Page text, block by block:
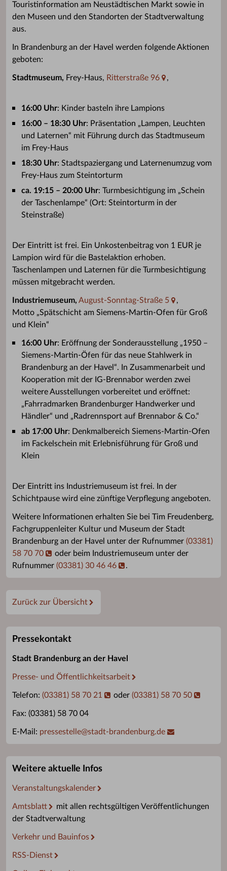
Touristinformation am Neustädtischen Markt sowie in
den Museen und den Standorten der Stadtverwaltung
aus.
In Brandenburg an der Havel werden folgende Aktionen
geboten:
Stadtmuseum, Frey-Haus, Ritterstraße 96 ,
16:00 Uhr: Kinder basteln ihre Lampions
16:00 – 18:30 Uhr: Präsentation „Lampen, Leuchten
und Laternen“ mit Führung durch das Stadtmuseum
im Frey-Haus
18:30 Uhr: Stadtspaziergang und Laternenumzug vom
Frey-Haus zum Steintorturm
ca. 19:15 – 20:00 Uhr: Turmbesichtigung im „Schein
der Taschenlampe“ (Ort: Steintorturm in der
Steinstraße)
Der Eintritt ist frei. Ein Unkostenbeitrag von 1 EUR je
Lampion wird für die Bastelaktion erhoben.
Taschenlampen und Laternen für die Turmbesichtigung
müssen mitgebracht werden.
Industriemuseum, August-Sonntag-Straße 5
,
Motto „Spätschicht am Siemens-Martin-Ofen für Groß
und Klein“
16:00 Uhr: Eröffnung der Sonderausstellung „1950 –
Siemens-Martin-Öfen für das neue Stahlwerk in
Brandenburg an der Havel“. In Zusammenarbeit und
Kooperation mit der IG-Brennabor werden zwei
weitere Ausstellungen vorbereitet und eröffnet:
„Fahrradmarken Brandenburger Handwerker und
Händler“ und „Radrennsport auf Brennabor & Co.“
ab 17:00 Uhr: Denkmalbereich Siemens-Martin-Ofen
im Fackelschein mit Erlebnisführung für Groß und
Klein
Der Eintritt ins Industriemuseum ist frei. In der
Schichtpause wird eine zünftige Verpflegung angeboten.
Weitere Informationen erhalten Sie bei Tim Freudenberg,
Fachgruppenleiter Kultur und Museum der Stadt
Brandenburg an der Havel unter der Rufnummer (03381)
58 70 70
oder beim Industriemuseum unter der
Rufnummer (03381) 30 46 46 .
Zurück zur Übersicht
Pressekontakt
Stadt Brandenburg an der Havel
Presse- und Öffentlichkeitsarbeit
Telefon: (03381) 58 70 21 oder (03381) 58 70 50
Fax: (03381) 58 70 04
E-Mail: pressestelle@stadt-brandenburg.de
Weitere aktuelle Infos
Veranstaltungskalender
Amtsblatt
mit allen rechtsgültigen Veröffentlichungen
der Stadtverwaltung
Verkehr und Bauinfos
RSS-Dienst